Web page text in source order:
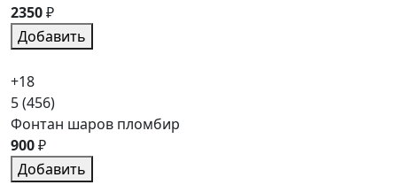
2350₽
Добавить
+18
5(456)
Фонтан шаров пломбир
900₽
Добавить